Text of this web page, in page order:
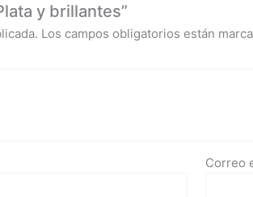
y brillantes”
Los campos obligatorios están
Correo